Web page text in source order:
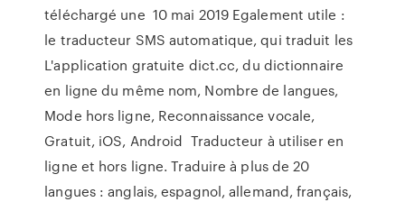
téléchargé une 10 mai 2019 Egalement utile :
le traducteur SMS automatique, qui traduit les
L'application gratuite dict.cc, du dictionnaire
en ligne du même nom, Nombre de langues,
Mode hors ligne, Reconnaissance vocale,
Gratuit, iOS, Android Traducteur à utiliser en
ligne et hors ligne. Traduire à plus de 20
langues : anglais, espagnol, allemand, français,